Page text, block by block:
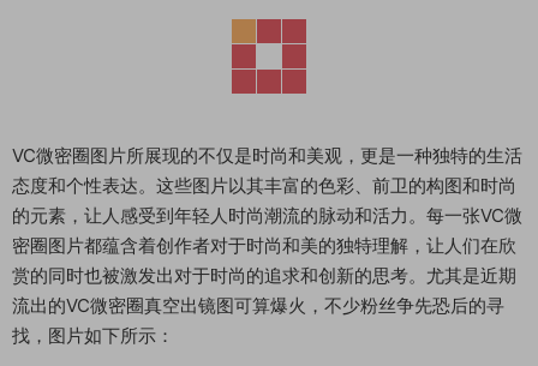
VC微密圈图片所展现的不仅是时尚和美观，更是一种独特的生活
态度和个性表达。这些图片以其丰富的色彩、前卫的构图和时尚
的元素，让人感受到年轻人时尚潮流的脉动和活力。每一张VC微
密圈图片都蕴含着创作者对于时尚和美的独特理解，让人们在欣
赏的同时也被激发出对于时尚的追求和创新的思考。尤其是近期
流出的VC微密圈真空出镜图可算爆火，不少粉丝争先恐后的寻
找，图片如下所示：